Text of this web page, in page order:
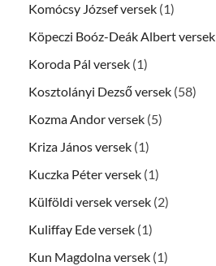
Komócsy József versek (1)
Köpeczi Boóz-Deák Albert versek
Koroda Pál versek (1)
Kosztolányi Dezső versek (58)
Kozma Andor versek (5)
Kriza János versek (1)
Kuczka Péter versek (1)
Külföldi versek versek (2)
Kuliffay Ede versek (1)
Kun Magdolna versek (1)